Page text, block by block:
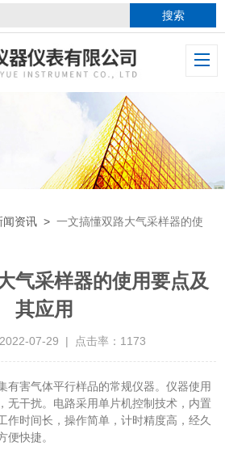
闻资讯 >一文搞懂双路大气采样器的使
气采样器的使用要点及
其应用
07-29 | 点击率：1173
有害气体平行样品的常规仪器。仪器使用
无干扰。电路采用单片机控制技术，内置
作时间长，操作简单，计时精度高，经久
便快捷。